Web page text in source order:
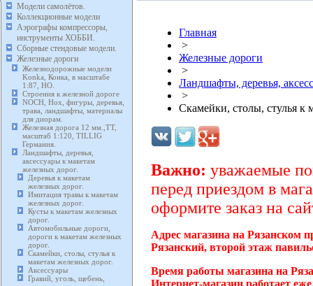
Модели самолётов.
Коллекционные модели
Аэрографы компрессоры,
инструменты ХОББИ.
Сборные стендовые модели.
Железные дороги
Железнодорожные модели
Konka, Конка, в масштабе
1:87, HO.
Строения к железной дороге
NOCH, Нох, фигуры, деревья,
трава, ландшафты, материалы
для диорам.
Железная дорога 12 мм.,TT,
масштаб 1:120, TILLIG
Германия.
Ландшафты, деревья,
аксессуары к макетам
железных дорог.
Деревья к макетам
железных дорог.
Имитация травы к макетам
железных дорог.
Кусты к макетам железных
дорог.
Автомобильные дороги,
дороги к макетам железных
дорог.
Скамейки, столы, стулья к
макетам железных дорог.
Аксессуары
Гравий, уголь, щебень,
Главная
>
Железные дороги
>
Ландшафты, деревья,
>
Скамейки, столы, стулья к
Важно: уважаемые
перед приездом в
оформите заказ на
Адрес магазина на Рязанском
Рязанский, второй этаж
Время работы магазина на
Интернет-магазин работает